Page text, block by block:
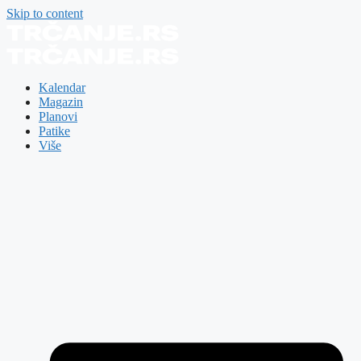
Skip to content
Kalendar
Magazin
Planovi
Patike
Više